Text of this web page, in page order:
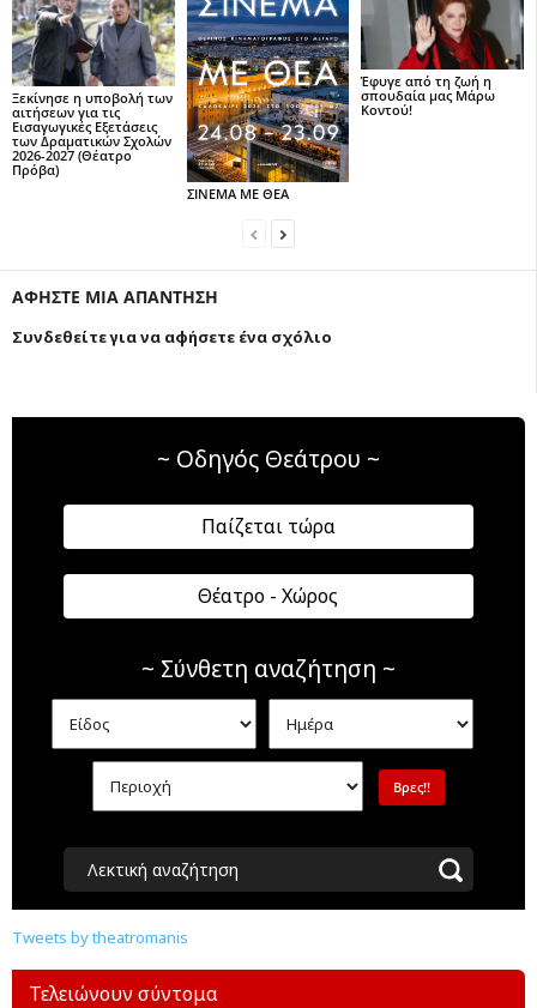
Ξεκίνησε η υποβολή των
αιτήσεων για τις
Εισαγωγικές Εξετάσεις
των Δραματικών Σχολών
2026-2027 (Θέατρο
Πρόβα)
ΣΙΝΕΜΑ ΜΕ ΘΕΑ
Έφυγε από τη ζωή η
σπουδαία μας Μάρω
Κοντού!
ΑΦΗΣΤΕ ΜΙΑ ΑΠΑΝΤΗΣΗ
Συνδεθείτε για να αφήσετε ένα σχόλιο
~ Οδηγός Θεάτρου ~
Παίζεται τώρα
Θέατρο - Χώρος
~ Σύνθετη αναζήτηση ~
Λεκτική αναζήτηση
Tweets by theatromanis
Τελειώνουν σύντομα